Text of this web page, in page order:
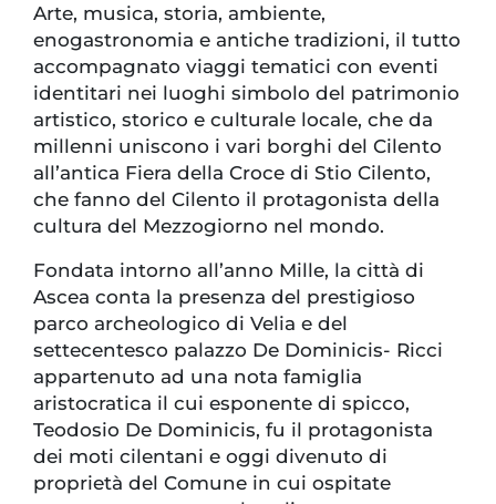
Arte, musica, storia, ambiente,
enogastronomia e antiche tradizioni, il tutto
accompagnato viaggi tematici con eventi
identitari nei luoghi simbolo del patrimonio
artistico, storico e culturale locale, che da
millenni uniscono i vari borghi del Cilento
all’antica Fiera della Croce di Stio Cilento,
che fanno del Cilento il protagonista della
cultura del Mezzogiorno nel mondo.
Fondata intorno all’anno Mille, la città di
Ascea conta la presenza del prestigioso
parco archeologico di Velia e del
settecentesco palazzo De Dominicis- Ricci
appartenuto ad una nota famiglia
aristocratica il cui esponente di spicco,
Teodosio De Dominicis, fu il protagonista
dei moti cilentani e oggi divenuto di
proprietà del Comune in cui ospitate